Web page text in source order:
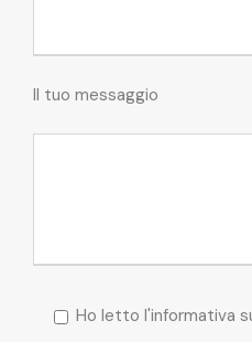
Il tuo messaggio
Ho letto l'informativa